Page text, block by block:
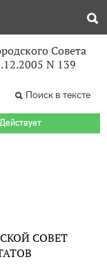
Совета
N 139
Поиск в тексте
СОВЕТ